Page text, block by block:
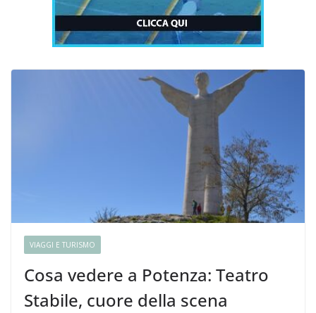
VIAGGI E TURISMO
Cosa vedere a Potenza: Teatro
Stabile, cuore della scena